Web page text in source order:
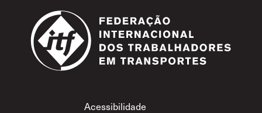
Acessibilidade